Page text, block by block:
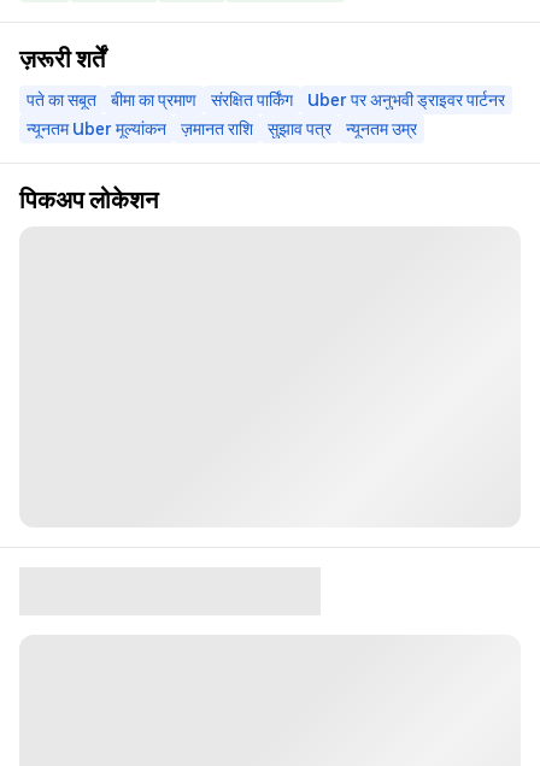
ज़रूरी शर्तें
पते का सबूत बीमा का प्रमाण संरक्षित पार्किंग
Uber पर अनुभवी ड्राइवर पार्टनर
न्यूनतम Uber मूल्यांकन
ज़मानत राशि सुझाव पत्र न्यूनतम उम्र
पिकअप लोकेशन